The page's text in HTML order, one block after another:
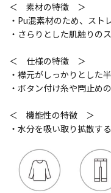
＜ 素材の特徴 ＞
・Pu混素材のため、スト
・さらりとした肌触りの
＜ 仕様の特徴 ＞
・襟元がしっかりとした
・ボタン付け糸や閂止め
＜ 機能性の特徴 ＞
・水分を吸い取り拡散す